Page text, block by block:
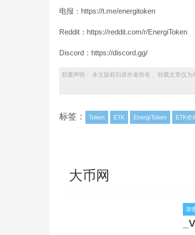
电报：https://t.me/energitoken
Reddit：https://reddit.com/r/EnergiToken
Discord：https://discord.gg/
郑重声明： 本文版权归原作者所有， 转载文章仅
标签： Token ETK EnergiToken ETK价
大币网
加